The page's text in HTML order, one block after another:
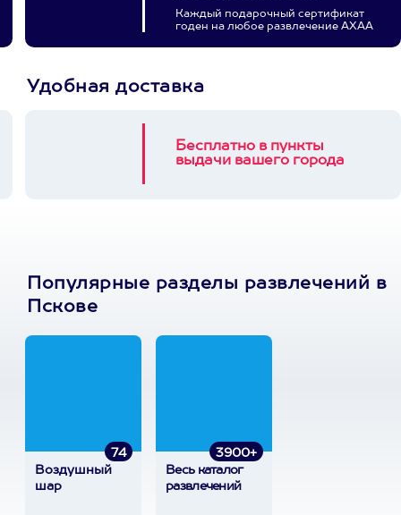
Каждый подарочный сертификат
годен на любое развлечение АХАА
Удобная доставка
Бесплатно в пункты
выдачи вашего города
Популярные разделы развлечений в
Пскове
74
Воздушный
шар
3900+
Весь каталог
развлечений